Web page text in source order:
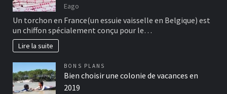
Eago
Un torchon en France(un essuie vaisselle en Belgique) est
un chiffon spécialement conçu pour le…
Lire la suite
BONS PLANS
Bien choisir une colonie de vacances en
2019